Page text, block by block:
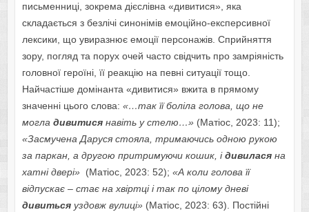
письменниці, зокрема дієслівна «дивитися», яка
складається з безлічі синонімів емоційно-експерсивної
лексики, що увиразнює емоції персонажів. Сприйняття
зору, погляд та порух очей часто свідчить про замріяність
головної героїні, її реакцію на певні ситуації тощо.
Найчастіше домінанта «дивитися» вжита в прямому
значенні цього слова: «…так її боліла голова, що не
могла дивитисянавіть у стелю…»(Матіос, 2023: 11);
«Засмучена Даруся стояла, тримаючись одною рукою
за паркан, а другою притримуючи кошик, ідивиласяна
хатні двері» (Матіос, 2023: 52); «А коли голова її
відпускає – стає на хвіртці і так по цілому дневі
дивитьсяуздовж вулиці»(Матіос, 2023: 63). Постійні